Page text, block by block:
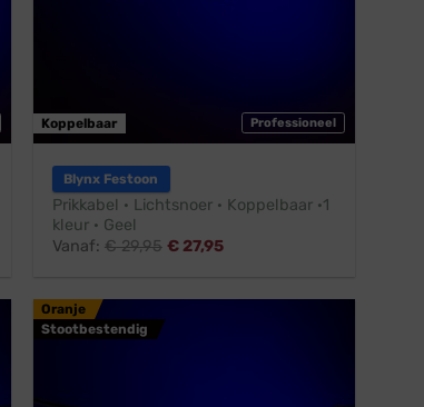
Professioneel
Koppelbaar
Blynx Festoon
Prikkabel · Lichtsnoer · Koppelbaar ·1
kleur · Geel
Vanaf: €29,95 € 27,95
Oranje
Stootbestendig